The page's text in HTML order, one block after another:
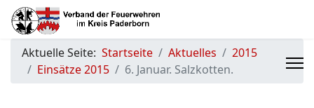
Aktuelle Seite: Startseite Aktuelles
2015
Einsätze 2015
6. Januar. Salzkotten.